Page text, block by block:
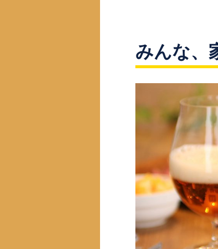
みんな、